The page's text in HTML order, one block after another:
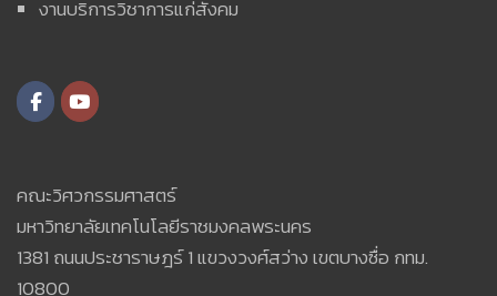
งานบริการวิชาการแก่สังคม
คณะวิศวกรรมศาสตร์
มหาวิทยาลัยเทคโนโลยีราชมงคลพระนคร
1381 ถนนประชาราษฎร์ 1 แขวงวงศ์สว่าง เขตบางซื่อ กทม.
10800